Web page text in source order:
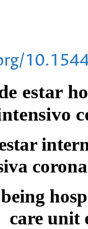
estar
care unit